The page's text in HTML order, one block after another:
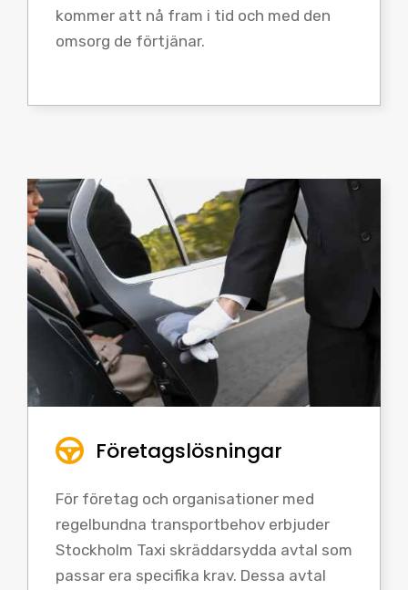
kommer att nå fram i tid och med den
omsorg de förtjänar.
Företagslösningar
För företag och organisationer med
regelbundna transportbehov erbjuder
Stockholm Taxi skräddarsydda avtal som
passar era specifika krav. Dessa avtal